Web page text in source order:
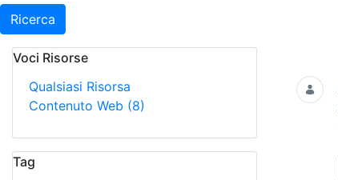
Ricerca
Voci Risorse
Qualsiasi Risorsa
Contenuto Web (8)
Tag
Ricerca